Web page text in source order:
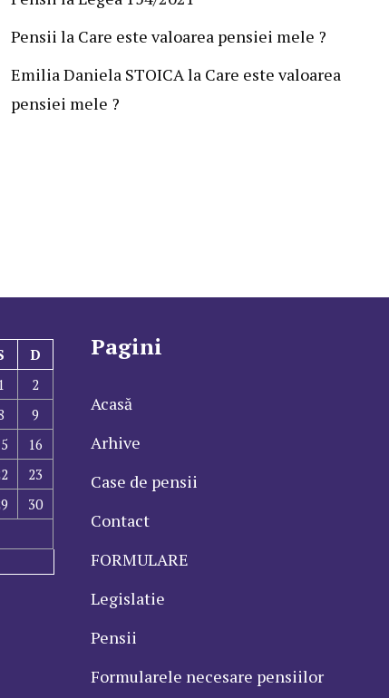
Pensii la Care este valoarea pensiei mele ?
Emilia Daniela STOICAla Care este valoarea
pensiei mele ?
D
1
2
9
16
23
30
Pagini
Acasă
Arhive
Case de pensii
Contact
FORMULARE
Legislatie
Pensii
Formularele necesare pensiilor